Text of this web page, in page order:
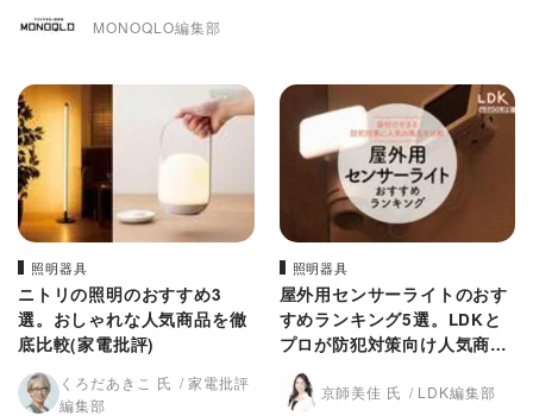
MONOQLO編集部
照明器具
ニトリの照明のおすすめ3
選。おしゃれな人気商品を徹
底比較(家電批評)
くろだあきこ 氏
家電批評
編集部
照明器具
屋外用センサーライトのおす
すめランキング5選。LDKと
プロが防犯対策向け人気商品
を比較
京師美佳 氏 LDK編集部